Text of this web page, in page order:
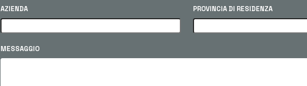
AZIENDA PROVINCIA DI RESIDENZA
MESSAGGIO